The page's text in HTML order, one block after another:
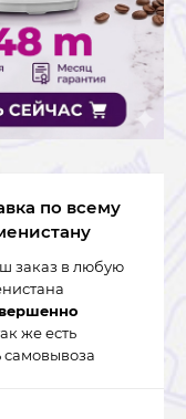
по всему
заказ в любую
же есть
самовывоза